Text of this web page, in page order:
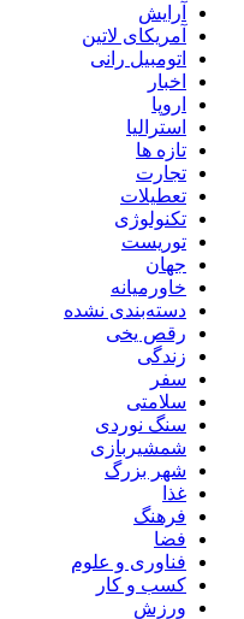
آرایش
آمریکای لاتین
اتومبیل رانی
اخبار
اروپا
استرالیا
تازه ها
تجارت
تعطیلات
تکنولوژی
توریست
جهان
خاورمیانه
دسته‌بندی نشده
رقص یخی
زندگی
سفر
سلامتی
سنگ نوردی
شمشیربازی
شهر بزرگ
غذا
فرهنگ
فضا
فناوری و علوم
کسب و کار
ورزش